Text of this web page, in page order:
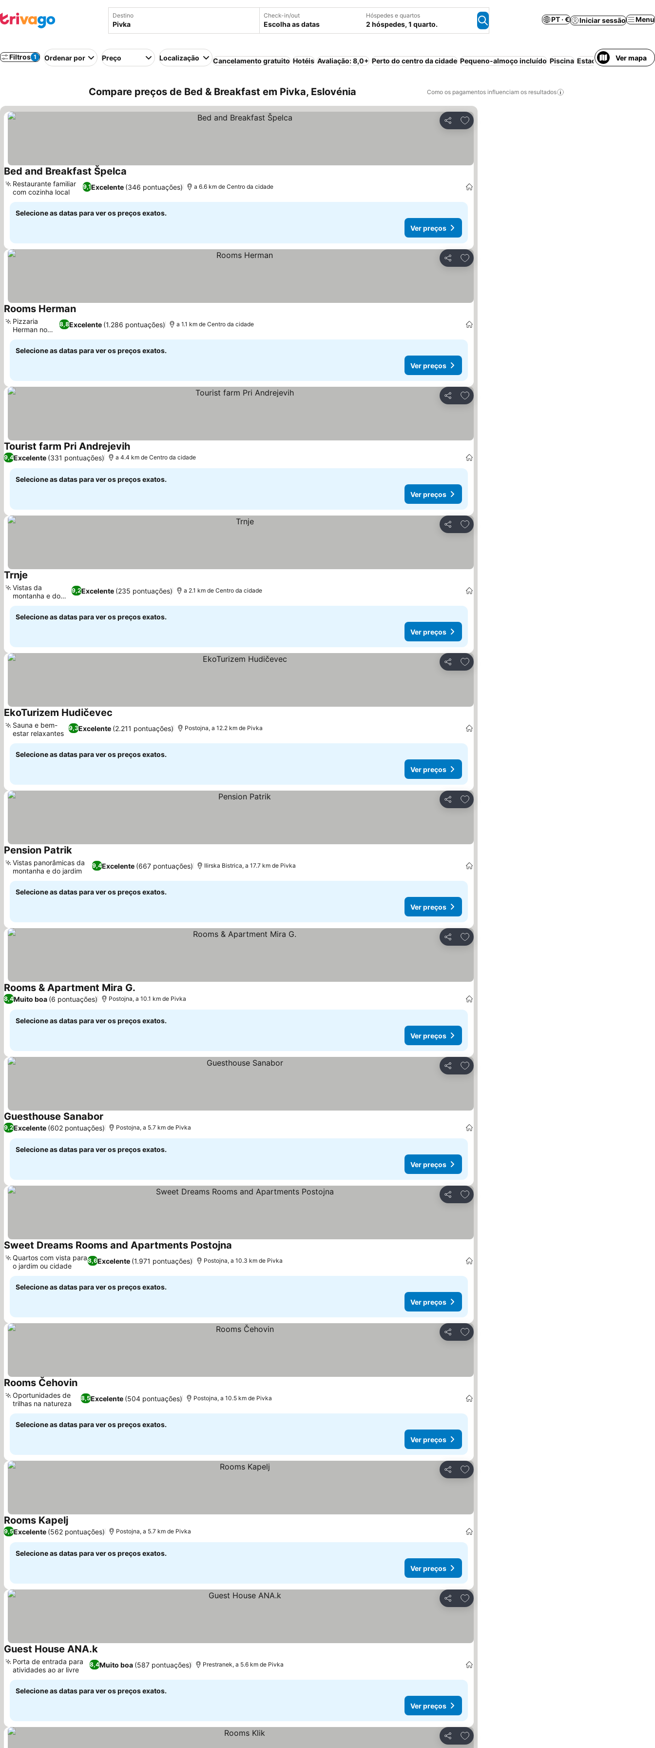
Destino Check-in/out
Escolha as datas
Hóspedes e quartos
2 hóspedes, 1 quarto.
PT · € Iniciar sessão Menu
Filtros 1 Ordenar por Preço Localização Cancelamento gratuito Hotéis Avaliação: 8,0+ Perto do centro da cidade Pequeno-almoço incluído Piscina EstacionamentoVer mapa
Compare preços de Bed & Breakfast em Pivka, Eslovénia Como os pagamentos influenciam os resultados
Partilhar
Adicionar aos favoritos
Bed and Breakfast Špelca
9,1Excelente (346 pontuações)
Restaurante familiar
com cozinha local
a 6.6 km de Centro da cidade
Selecione as datas para ver os preços exatos.
Ver preços
Partilhar
Adicionar aos favoritos
Rooms HermanVer preços
8,8Excelente (1.286 pontuações)
Pizzaria
Herman no
local
a 1.1 km de Centro da cidade
Selecione as datas para ver os preços exatos.
Ver preços
Partilhar
Adicionar aos favoritos
Tourist farm Pri AndrejevihVer preços
9,4Excelente (331 pontuações) a 4.4 km de Centro da cidade
Selecione as datas para ver os preços exatos.
Ver preços
Partilhar
Adicionar aos favoritos
Trnje
9,2Excelente (235 pontuações)
Vistas da
montanha e do
jardim
a 2.1 km de Centro da cidade
Selecione as datas para ver os preços exatos.
Ver preços
Partilhar
Adicionar aos favoritos
EkoTurizem Hudičevec
9,3Excelente (2.211 pontuações)
Sauna e bem-
estar relaxantes
Postojna, a 12.2 km de Pivka
Selecione as datas para ver os preços exatos.
Ver preços
Partilhar
Adicionar aos favoritos
Pension PatrikVer preços
9,4Excelente (667 pontuações)
Vistas panorâmicas da
montanha e do jardim
Ilirska Bistrica, a 17.7 km de Pivka
Selecione as datas para ver os preços exatos.
Ver preços
Partilhar
Adicionar aos favoritos
Rooms & Apartment Mira G.
8,4Muito boa (6 pontuações) Postojna, a 10.1 km de Pivka
Selecione as datas para ver os preços exatos.
Ver preços
Partilhar
Adicionar aos favoritos
Guesthouse Sanabor Ver preços
9,2Excelente (602 pontuações) Postojna, a 5.7 km de Pivka
Selecione as datas para ver os preços exatos.
Ver preços
Partilhar
Adicionar aos favoritos
Sweet Dreams Rooms and Apartments Postojna
8,6Excelente (1.971 pontuações)
Quartos com vista para
o jardim ou cidade
Postojna, a 10.3 km de Pivka
Selecione as datas para ver os preços exatos.
Ver preços
Partilhar
Adicionar aos favoritos
Rooms ČehovinVer preços
8,5Excelente (504 pontuações)
Oportunidades de
trilhas na natureza
Postojna, a 10.5 km de Pivka
Selecione as datas para ver os preços exatos.
Ver preços
Partilhar
Adicionar aos favoritos
Rooms KapeljVer preços
9,5Excelente (562 pontuações) Postojna, a 5.7 km de Pivka
Selecione as datas para ver os preços exatos.
Ver preços
Partilhar
Adicionar aos favoritos
Guest House ANA.kVer preços
8,4Muito boa (587 pontuações)
Porta de entrada para
atividades ao ar livre
Prestranek, a 5.6 km de Pivka
Selecione as datas para ver os preços exatos.
Ver preços
Partilhar
Adicionar aos favoritos